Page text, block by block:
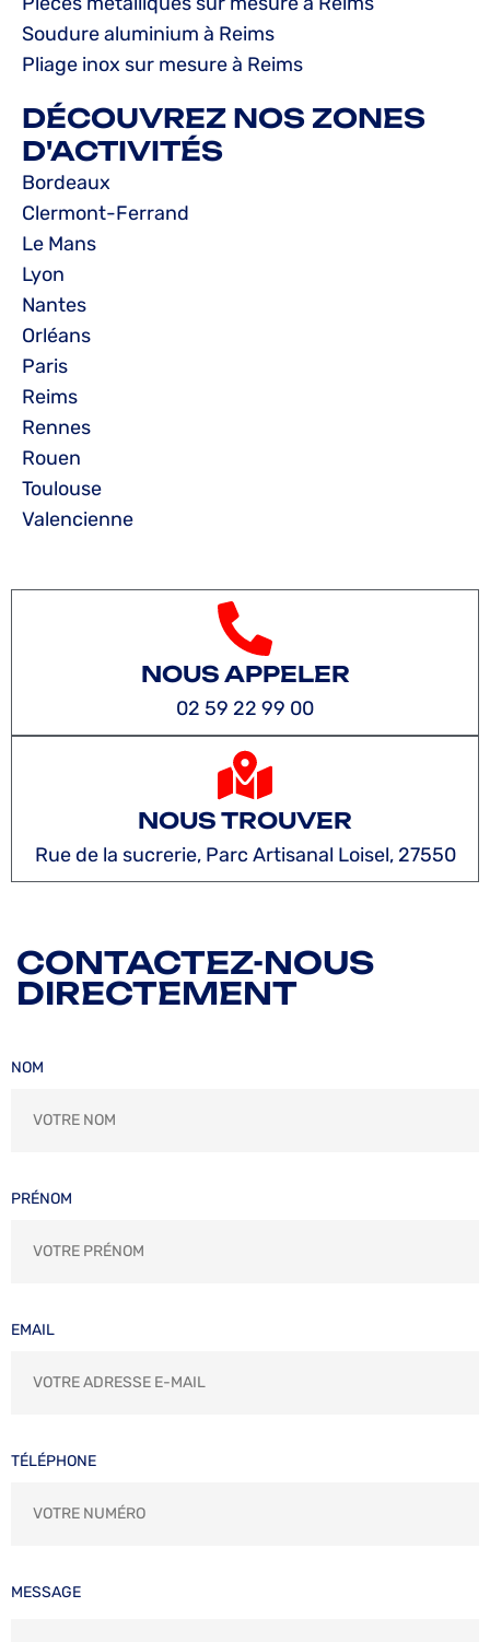
Soudure aluminium à Reims
Pliage inox sur mesure à Reims
DÉCOUVREZ NOS ZONES
D'ACTIVITÉS
Bordeaux
Clermont-Ferrand
Le Mans
Lyon
Nantes
Orléans
Paris
Reims
Rennes
Rouen
Toulouse
Valencienne
NOUS APPELER
02 59 22 99 00
NOUS TROUVER
Rue de la sucrerie, Parc Artisanal Loisel, 27550
CONTACTEZ-NOUS
DIRECTEMENT
NOM
PRÉNOM
EMAIL
TÉLÉPHONE
MESSAGE